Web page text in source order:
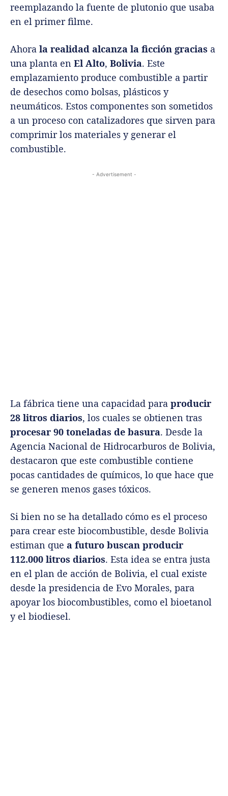
reemplazando la fuente de plutonio que usaba
en el primer filme.
Ahora la realidad alcanza la ficción gracias a
una planta en El Alto, Bolivia. Este
emplazamiento produce combustible a partir
de desechos como bolsas, plásticos y
neumáticos. Estos componentes son sometidos
a un proceso con catalizadores que sirven para
comprimir los materiales y generar el
combustible.
- Advertisement -
La fábrica tiene una capacidad para producir
28 litros diarios, los cuales se obtienen tras
procesar 90 toneladas de basura. Desde la
Agencia Nacional de Hidrocarburos de Bolivia,
destacaron que este combustible contiene
pocas cantidades de químicos, lo que hace que
se generen menos gases tóxicos.
Si bien no se ha detallado cómo es el proceso
para crear este biocombustible, desde Bolivia
estiman que a futuro buscan producir
112.000 litros diarios. Esta idea se entra justa
en el plan de acción de Bolivia, el cual existe
desde la presidencia de Evo Morales, para
apoyar los biocombustibles, como el bioetanol
y el biodiesel.